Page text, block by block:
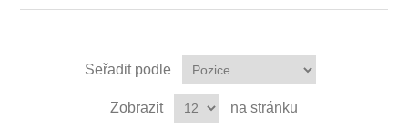
Seřadit podle
Zobrazit na stránku